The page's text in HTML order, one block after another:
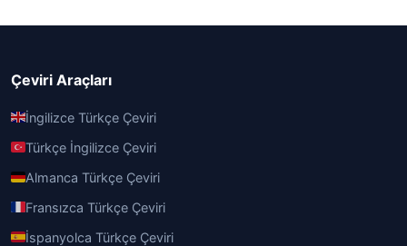
Çeviri Araçları
İngilizce Türkçe Çeviri
Türkçe İngilizce Çeviri
Almanca Türkçe Çeviri
Fransızca Türkçe Çeviri
İspanyolca Türkçe Çeviri